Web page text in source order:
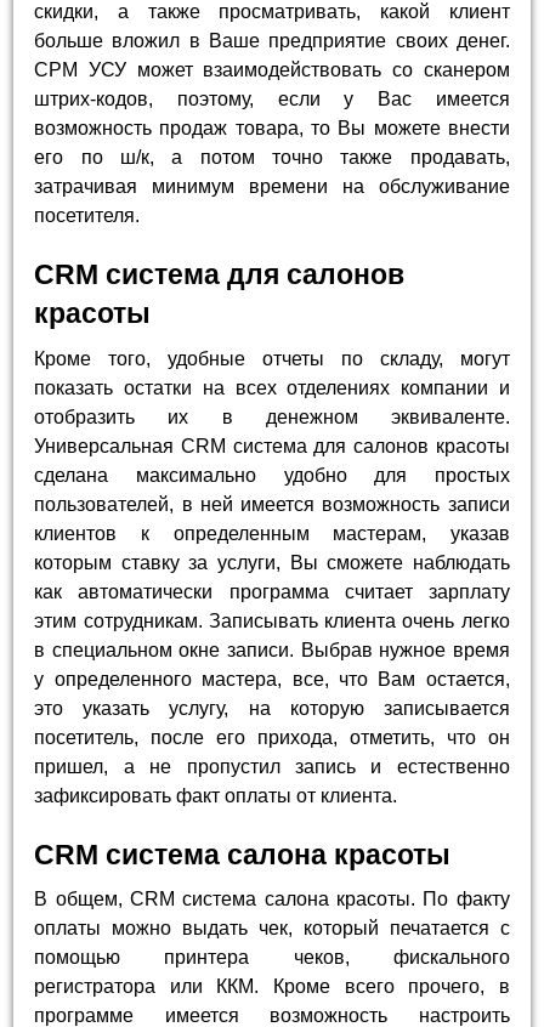
скидки, а также просматривать, какой клиент
больше вложил в Ваше предприятие своих денег.
СРМ УСУ может взаимодействовать со сканером
штрих-кодов, поэтому, если у Вас имеется
возможность продаж товара, то Вы можете внести
его по ш/к, а потом точно также продавать,
затрачивая минимум времени на обслуживание
посетителя.
CRM система для салонов
красоты
Кроме того, удобные отчеты по складу, могут
показать остатки на всех отделениях компании и
отобразить их в денежном эквиваленте.
Универсальная CRM система для салонов красоты
сделана максимально удобно для простых
пользователей, в ней имеется возможность записи
клиентов к определенным мастерам, указав
которым ставку за услуги, Вы сможете наблюдать
как автоматически программа считает зарплату
этим сотрудникам. Записывать клиента очень легко
в специальном окне записи. Выбрав нужное время
у определенного мастера, все, что Вам остается,
это указать услугу, на которую записывается
посетитель, после его прихода, отметить, что он
пришел, а не пропустил запись и естественно
зафиксировать факт оплаты от клиента.
CRM система салона красоты
В общем, CRM система салона красоты. По факту
оплаты можно выдать чек, который печатается с
помощью принтера чеков, фискального
регистратора или ККМ. Кроме всего прочего, в
программе имеется возможность настроить